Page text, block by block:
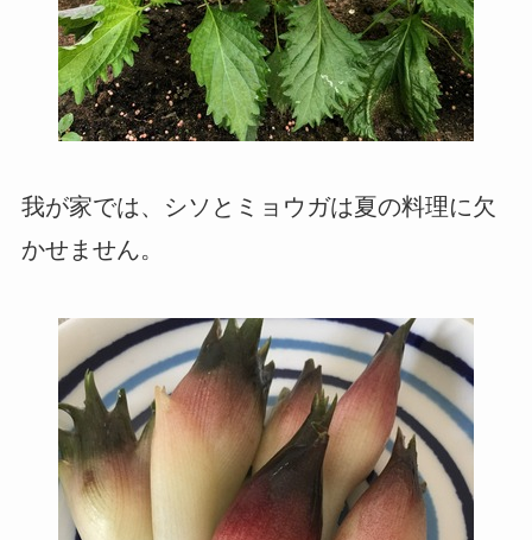
我が家では、シソとミョウガは夏の料理に欠
かせません。